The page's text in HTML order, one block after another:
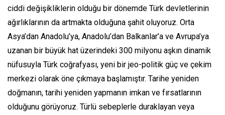
ciddi değişikliklerin olduğu bir dönemde Türk devletlerinin
ağırlıklarının da artmakta olduğuna şahit oluyoruz. Orta
Asya’dan Anadolu’ya, Anadolu’dan Balkanlar’a ve Avrupa’ya
uzanan bir büyük hat üzerindeki 300 milyonu aşkın dinamik
nüfusuyla Türk coğrafyası, yeni bir jeo-politik güç ve çekim
merkezi olarak öne çıkmaya başlamıştır. Tarihe yeniden
doğmanın, tarihi yeniden yapmanın imkan ve fırsatlarının
olduğunu görüyoruz. Türlü sebeplerle duraklayan veya